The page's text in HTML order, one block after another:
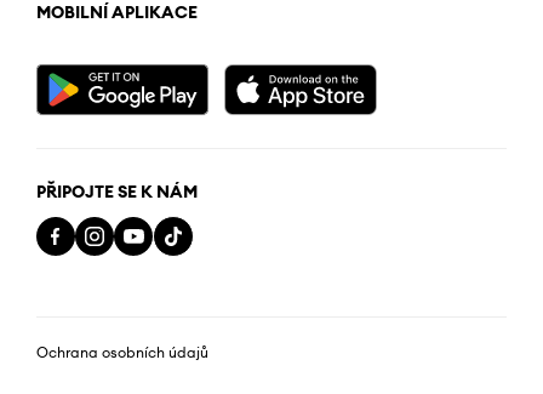
MOBILNÍ APLIKACE
PŘIPOJTE SE K NÁM
Ochrana osobních údajů